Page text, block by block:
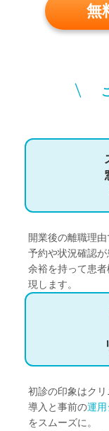
無
＼
開業後の離職理
予約や状況確認
余裕を持って患
現します。
初診の印象はクリ
導入と事前の運用
をスムーズに。